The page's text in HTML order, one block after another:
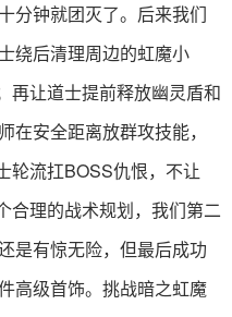
分钟就团灭了。后来我们
绕后清理周边的虹魔小
再让道士提前释放幽灵盾和
在安全距离放群攻技能，
轮流扛BOSS仇恨，不让
合理的战术规划，我们第二
是有惊无险，但最后成功
高级首饰。挑战暗之虹魔